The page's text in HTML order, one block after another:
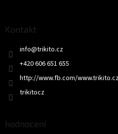
Kontakt
info@trikito.cz
+420 606 651 655
http://www.fb.com/
trikitocz
hodnocení